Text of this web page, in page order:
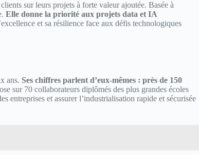
sur leurs projets à forte valeur ajoutée. Basée à
Elle donne la priorité aux projets data et IA
et sa résilience face aux défis technologiques
ans. Ses chiffres parlent d’eux-mêmes : près de 150
sur 70 collaborateurs diplômés des plus grandes écoles
entreprises et assurer l’industrialisation rapide et sécurisée